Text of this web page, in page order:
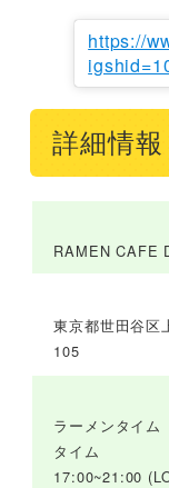
https://
詳細情報
RAMEN CAFE
東京都世田谷区
105
ラーメンタイ
タイム
17:00~21:00